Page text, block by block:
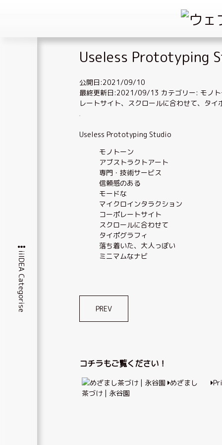
Skip
to
content
iiIDEA Categorise
Useless Prototyping
公開日:2021/09/10
最終更新日:2021/09/13 カテゴリー: モノ
レートサイト、 スクロールに合わせて、 タイ
Useless Prototyping Studio
モノトーン
アブストラクトアート
専門・技術サービス
信頼感のある
モードな
マイクロインタラクション
コーポレートサイト
スクロールに合わせて
タイポグラフィ
落ち着いた、大人っぽい
ミニマムなナビ
稿
ー
PREV
コチラもご覧ください！
めざまし
茶づけ | 永谷園